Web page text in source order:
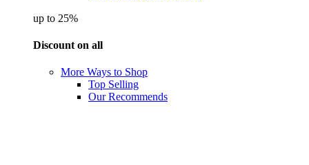
up to 25%
Discount on all
More Ways to Shop
Top Selling
Our Recommends